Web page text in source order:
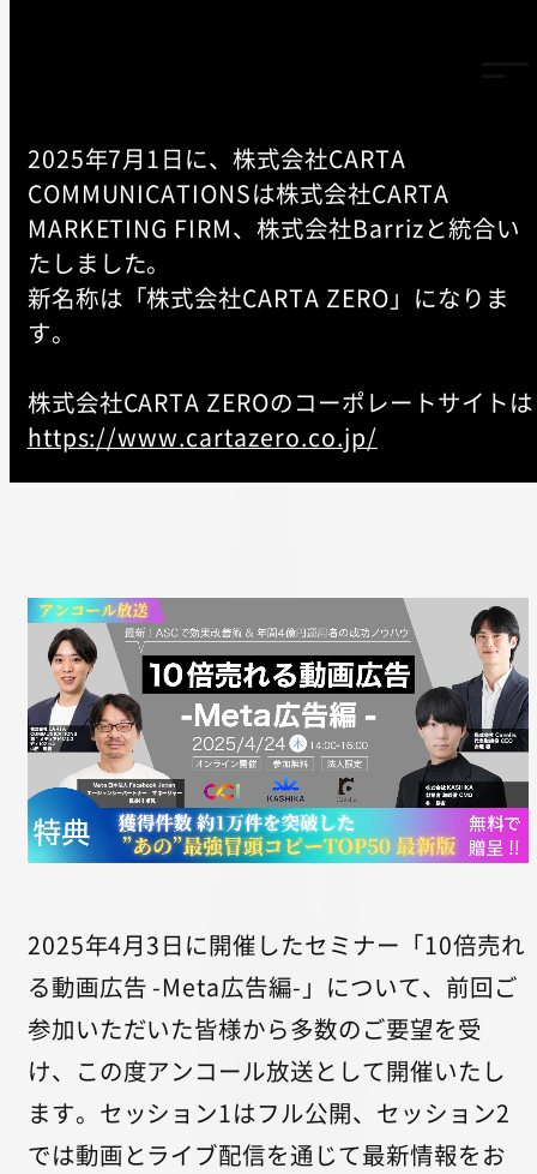
2025年7月1日に、株式会社CARTA
COMMUNICATIONSは株式会社CARTA
MARKETING FIRM、株式会社Barrizと統合い
たしました。
新名称は「株式会社CARTA ZERO」になりま
す。
株式会社CARTA ZEROのコーポレートサイトは
https://www.cartazero.co.jp/
TOP - EVENT
【アンコール放送】10倍売れ
る動画広告 -Meta広告編-
2025年4月3日に開催したセミナー「10倍売れ
る動画広告 -Meta広告編-」について、前回ご
参加いただいた皆様から多数のご要望を受
け、この度アンコール放送として開催いたし
ます。セッション1はフル公開、セッション2
では動画とライブ配信を通じて最新情報をお